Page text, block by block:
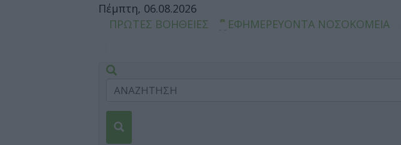
Πέμπτη, 06.08.2026
ΠΡΩΤΕΣ ΒΟΗΘΕΙΕΣ
ΕΦΗΜΕΡΕΥΟΝΤΑ ΝΟΣΟΚΟΜΕΙΑ